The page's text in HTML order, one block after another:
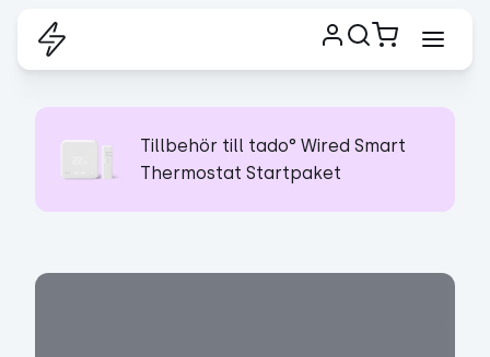
Tillbehör till tado° Wired Smart
Thermostat Startpaket